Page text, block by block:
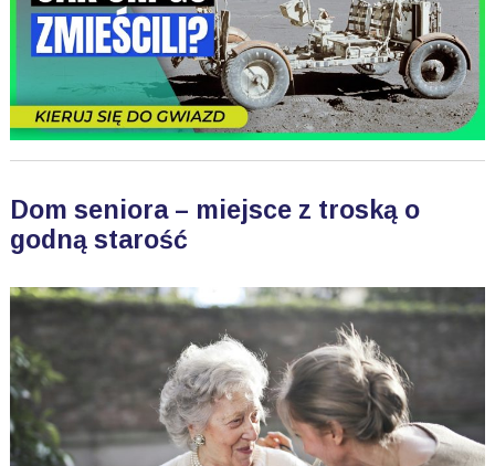
Dom seniora – miejsce z troską o
godną starość